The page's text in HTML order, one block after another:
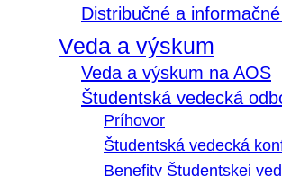
Distribučné a
Veda a výskum
Veda a výskum na AOS
Študentská vedecká
Príhovor
Študentská vedecká
Benefity Študentskej